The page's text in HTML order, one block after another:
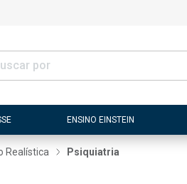
ENSINO EINSTEIN
Realística Psiquiatria